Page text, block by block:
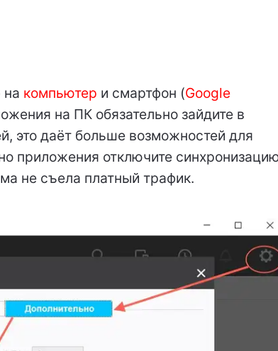
на компьютер и смартфон (Google
на ПК обязательно зайдите в
это даёт больше возможностей для
приложения отключите
не съела платный трафик.